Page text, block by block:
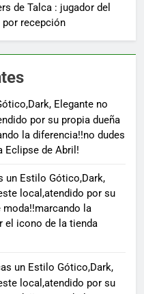
de Talca : jugador del
recepción
Elegante no
por su propia dueña
la diferencia!!no dudes
Eclipse de Abril!
un Estilo Gótico,Dark,
local,atendido por su
moda!!marcando la
el icono de la tienda
un Estilo Gótico,Dark,
local,atendido por su